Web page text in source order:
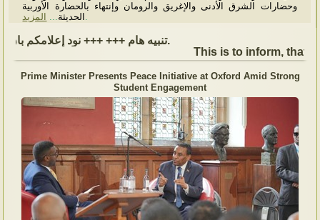
وحضارات الشرق الأدنى والإغريق والرومان وإنتهاء بالحضارة الأوربية
الحديثة
المزيد
This is to inform, that
Prime Minister Presents Peace Initiative at Oxford Amid Strong
Student Engagement